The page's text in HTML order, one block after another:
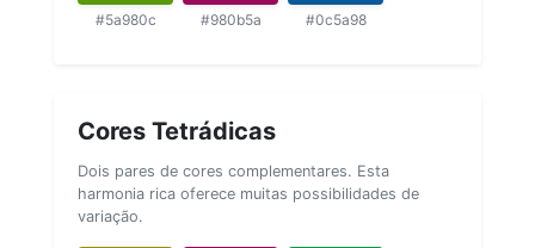
#5a980c #980b5a #0c5a98
Cores Tetrádicas
Dois pares de cores complementares. Esta
harmonia rica oferece muitas possibilidades de
variação.